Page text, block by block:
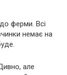
ферми. Всі
немає на
але